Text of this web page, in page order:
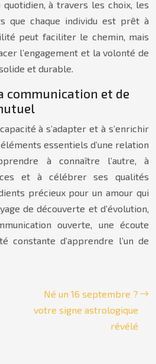
quotidien, à travers les choix, les
que chaque individu est prêt à
peut faciliter le chemin, mais
l’engagement et la volonté de
et durable.
communication et de
à s’adapter et à s’enrichir
essentiels d’une relation
à connaître l’autre, à
et à célébrer ses qualités
précieux pour un amour qui
de découverte et d’évolution,
ouverte, une écoute
constante d’apprendre l’un de
Né un 16 septembre ?
votre signe astrologique
révélé